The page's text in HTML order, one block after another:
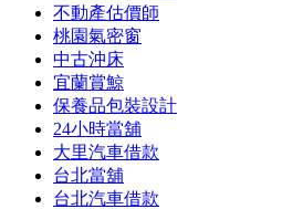
不動產估價師
桃園氣密窗
中古沖床
宜蘭賞鯨
保養品包裝設計
24小時當舖
大里汽車借款
台北當舖
台北汽車借款